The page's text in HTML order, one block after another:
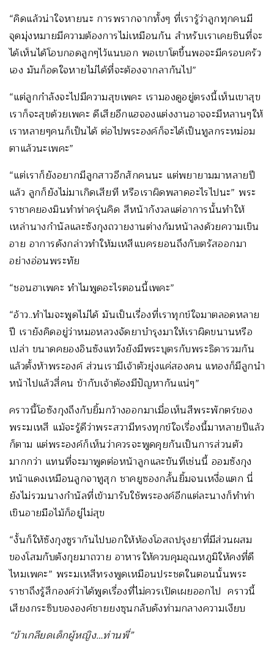
“คิดแล้วน่าใจหายนะ การพรากจากทั้งๆ ที่เรารู้ว่าลูกทุกคนมี
จุดมุ่งหมายมีความต้องการไม่เหมือนกัน สำหรับเราเคยชินที่จะ
ได้เห็นได้โอบกอดลูกๆไว้แนบอก พอเขาโตขึ้นพอจะมีครอบครัว
เอง มันก็อดใจหายไม่ได้ที่จะต้องจากลากันไป”
“แต่ลูกกำลังจะไปมีความสุขเพคะ เรามองดูอยู่ตรงนี้เห็นเขาสุข
เราก็จะสุขด้วยเพคะ ดีเสียอีกแฮจองแต่งงานอาจจะมีหลานๆให้
เราหลายๆคนก็เป็นได้ ต่อไปพระองค์ก็จะได้เป็นทูลกระหม่อม
ตาแล้วนะเพคะ”
“แต่เราก็ยังอยากมีลูกสาวอีกสักคนนะ แต่พยายามมาหลายปี
แล้ว ลูกก็ยังไม่มาเกิดเสียที หรือเราผิดพลาดอะไรไปนะ” พระ
ราชาคยองมินทำท่าครุ่นคิด สีหน้ากังวลแต่อาการนั้นทำให้
เหล่านางกำนัลและซังกุงถวายงานต่างก้มหน้าลงด้วยความเขิน
อาย อาการดังกล่าวทำให้มเหสีแบครยอนถึงกับตรัสออกมา
อย่างอ่อนพระทัย
“ชอนฮาเพคะ ทำไมพูดอะไรตอนนี้เพคะ”
“อ้าว..ทำไมจะพูดไม่ได้ มันเป็นเรื่องที่เราทุกข์ใจมาตลอดหลาย
ปี เรายังคิดอยู่ว่าหมอหลวงจัดยาบำรุงมาให้เราผิดขนานหรือ
เปล่า ขนาดคยองอินซังแทวังยังมีพระบุตรกับพระธิดารวมกัน
แล้วตั้งห้าพระองค์ ส่วนเรามีเจ้าตัวยุ่งแค่สองคน แทองก็มีลูกนำ
หน้าไปแล้วสี่คน ข้ากับเจ้าต้องมีปัญหากันแน่ๆ”
คราวนี้โอซังกุงถึงกับยิ้มกว้างออกมาเมื่อเห็นสีพระพักตร์ของ
พระมเหสี แม้จะรู้ดีว่าพระสวามีทรงทุกข์ใจเรื่องนี้มาหลายปีแล้ว
ก็ตาม แต่พระองค์ก็เห็นว่าควรจะพูดคุยกันเป็นการส่วนตัว
มากกว่า แทนที่จะมาพูดต่อหน้าลูกและขันทีเช่นนี้ ออมซังกุง
หน้าแดงเหมือนลูกจาทูสุก ชาคยูซองกลั้นยิ้มจนเหงื่อแตก นี่
ยังไม่รวมนางกำนัลที่เข้ามารับใช้พระองค์อีกแต่ละนางก็ทำท่า
เขินอายมือไม้ก็อยู่ไม่สุข
“งั้นก็ให้ซังกุงซูรากันไปบอกให้ห้องโอสถปรุงยาที่มีส่วนผสม
ของโสมกับตังกุยมาถวาย อาหารให้ควบคุมอุณหภูมิให้คงที่ดี
ไหมเพคะ” พระมเหสีทรงพูดเหมือนประชดในตอนนั้นพระ
ราชาถึงรู้สึกองค์ว่าได้พูดเรื่องที่ไม่ควรเปิดเผยออกไป คราวนี้
เสียงกระซิบขององค์ชายยงซุนกลับดังท่ามกลางความเงียบ
“ข้าเกลียดเด็กผู้หญิง…ท่านพี่”